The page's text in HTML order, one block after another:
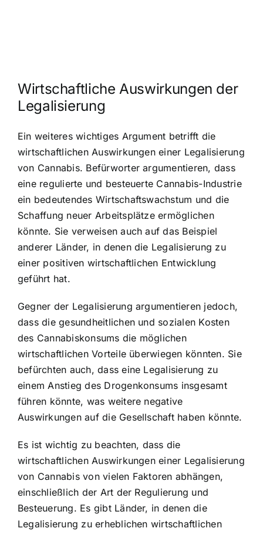
Wirtschaftliche Auswirkungen der
Legalisierung
Ein weiteres wichtiges Argument betrifft die
wirtschaftlichen Auswirkungen einer Legalisierung
von Cannabis. Befürworter argumentieren, dass
eine regulierte und besteuerte Cannabis-Industrie
ein bedeutendes Wirtschaftswachstum und die
Schaffung neuer Arbeitsplätze ermöglichen
könnte. Sie verweisen auch auf das Beispiel
anderer Länder, in denen die Legalisierung zu
einer positiven wirtschaftlichen Entwicklung
geführt hat.
Gegner der Legalisierung argumentieren jedoch,
dass die gesundheitlichen und sozialen Kosten
des Cannabiskonsums die möglichen
wirtschaftlichen Vorteile überwiegen könnten. Sie
befürchten auch, dass eine Legalisierung zu
einem Anstieg des Drogenkonsums insgesamt
führen könnte, was weitere negative
Auswirkungen auf die Gesellschaft haben könnte.
Es ist wichtig zu beachten, dass die
wirtschaftlichen Auswirkungen einer Legalisierung
von Cannabis von vielen Faktoren abhängen,
einschließlich der Art der Regulierung und
Besteuerung. Es gibt Länder, in denen die
Legalisierung zu erheblichen wirtschaftlichen